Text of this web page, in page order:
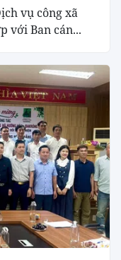
vụ công xã
với Ban cán...